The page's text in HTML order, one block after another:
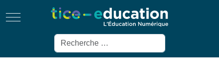
Mobile Menu Toggle
Rechercher